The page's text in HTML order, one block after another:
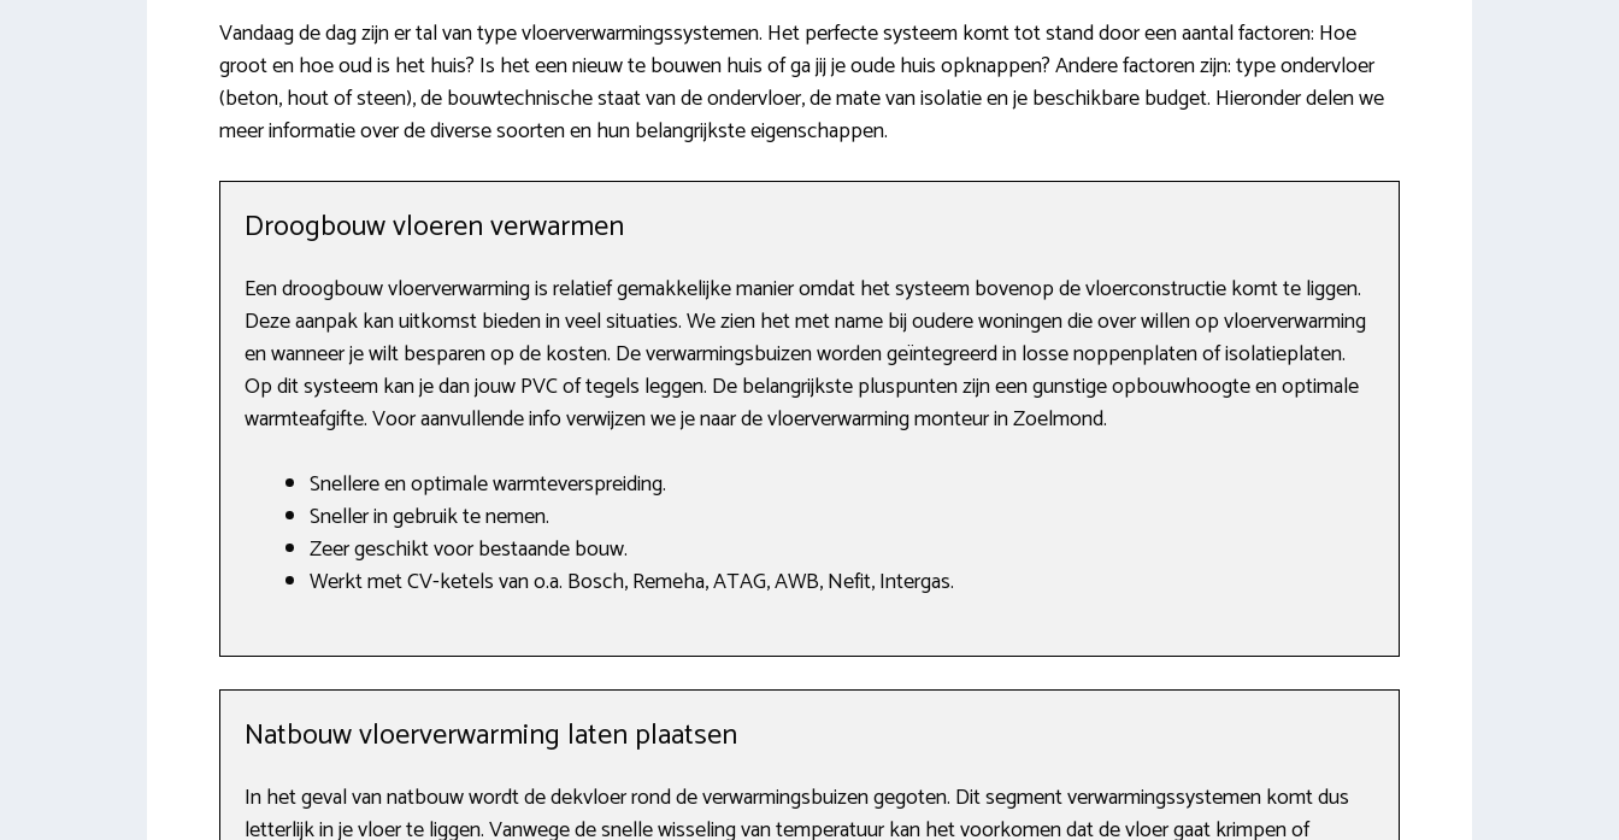
Vandaag de dag zijn er tal van type vloerverwarmingssystemen. Het perfecte systeem komt tot stand door een aantal factoren: Hoe
groot en hoe oud is het huis? Is het een nieuw te bouwen huis of ga jij je oude huis opknappen? Andere factoren zijn: type ondervloer
(beton, hout of steen), de bouwtechnische staat van de ondervloer, de mate van isolatie en je beschikbare budget. Hieronder delen we
meer informatie over de diverse soorten en hun belangrijkste eigenschappen.
Droogbouw vloeren verwarmen
Een droogbouw vloerverwarming is relatief gemakkelijke manier omdat het systeem bovenop de vloerconstructie komt te liggen.
Deze aanpak kan uitkomst bieden in veel situaties. We zien het met name bij oudere woningen die over willen op vloerverwarming
en wanneer je wilt besparen op de kosten. De verwarmingsbuizen worden geïntegreerd in losse noppenplaten of isolatieplaten.
Op dit systeem kan je dan jouw PVC of tegels leggen. De belangrijkste pluspunten zijn een gunstige opbouwhoogte en optimale
warmteafgifte. Voor aanvullende info verwijzen we je naar de vloerverwarming monteur in Zoelmond.
Snellere en optimale warmteverspreiding.
Sneller in gebruik te nemen.
Zeer geschikt voor bestaande bouw.
Werkt met CV-ketels van o.a. Bosch, Remeha, ATAG, AWB, Nefit, Intergas.
Natbouw vloerverwarming laten plaatsen
In het geval van natbouw wordt de dekvloer rond de verwarmingsbuizen gegoten. Dit segment verwarmingssystemen komt dus
letterlijk in je vloer te liggen. Vanwege de snelle wisseling van temperatuur kan het voorkomen dat de vloer gaat krimpen of